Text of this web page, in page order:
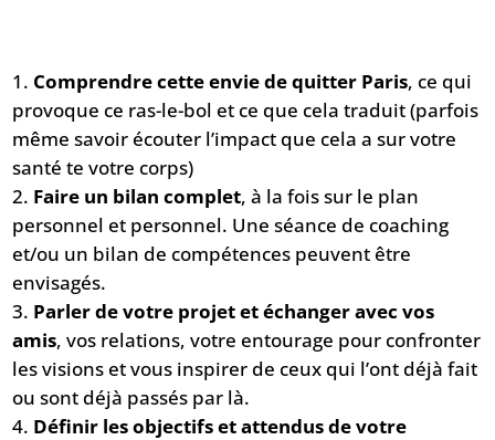
Comprendre cette envie de quitter Paris, ce qui
provoque ce ras-le-bol et ce que cela traduit (parfois
même savoir écouter l’impact que cela a sur votre
santé te votre corps)
Faire un bilan complet, à la fois sur le plan
personnel et personnel. Une séance de coaching
et/ou un bilan de compétences peuvent être
envisagés.
Parler de votre projet et échanger avec vos
amis, vos relations, votre entourage pour confronter
les visions et vous inspirer de ceux qui l’ont déjà fait
ou sont déjà passés par là.
Définir les objectifs et attendus de votre